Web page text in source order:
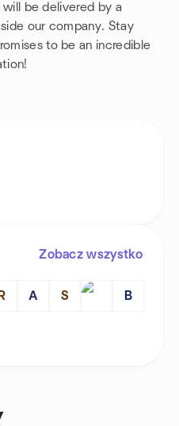
be delivered by a
our company. Stay
to be an incredible
Zobacz wszystko
R А S B